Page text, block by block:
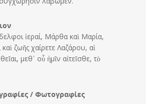
ἱεραί, Μάρθα καὶ Μαρία,
καὶ ζωῆς χαίρετε Λαζάρου, αἱ
μεθ᾿ οὗ ἡμῖν αἰτεῖσθε, τὸ
/ Φωτογραφίες